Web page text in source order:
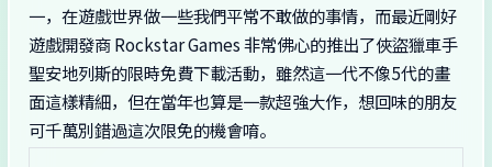
一，在遊戲世界做一些我們平常不敢做的事情，而最近剛好
遊戲開發商 Rockstar Games 非常佛心的推出了俠盜獵車手
聖安地列斯的限時免費下載活動，雖然這一代不像5代的畫
面這樣精細，但在當年也算是一款超強大作，想回味的朋友
可千萬別錯過這次限免的機會唷。